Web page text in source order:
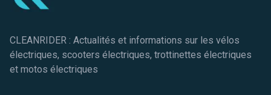
CLEANRIDER : Actualités et informations sur les vélos
électriques, scooters électriques, trottinettes électriques
et motos électriques